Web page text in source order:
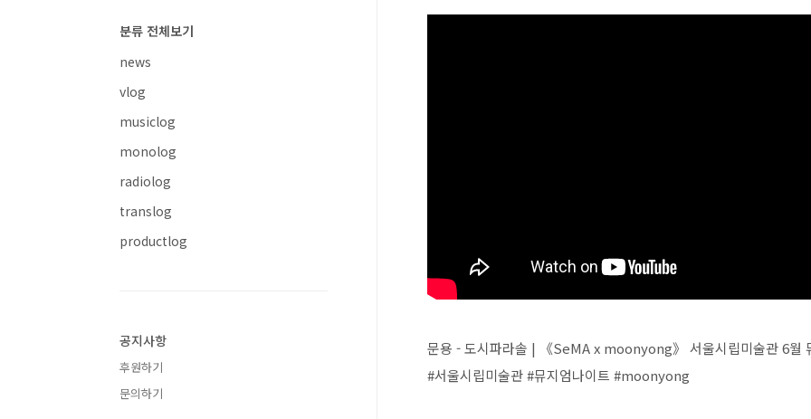
문용 - 도시파라솔 | 《SeMA x moonyong》 서울시립미술관 6월
#서울시립미술관 #뮤지엄나이트 #moonyong
분류 전체보기
news
vlog
musiclog
monolog
radiolog
translog
productlog
공지사항
후원하기
문의하기